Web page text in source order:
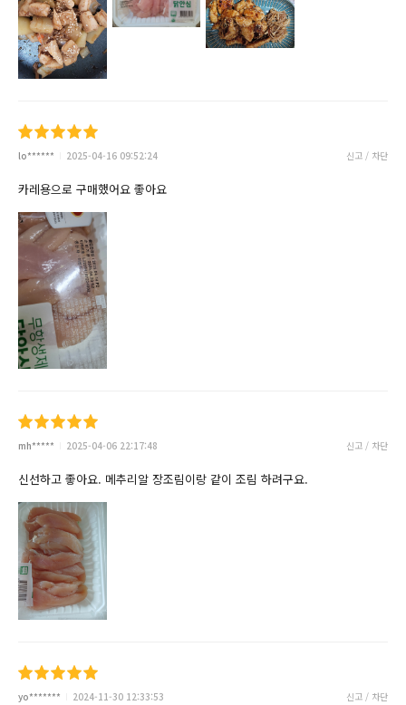
lo****** 2025-04-16 09:52:24 신고 / 차단
카레용으로 구매했어요 좋아요
mh***** 2025-04-06 22:17:48 신고 / 차단
신선하고 좋아요. 메추리알 장조림이랑 같이 조림 하려구요.
yo******* 2024-11-30 12:33:53 신고 / 차단